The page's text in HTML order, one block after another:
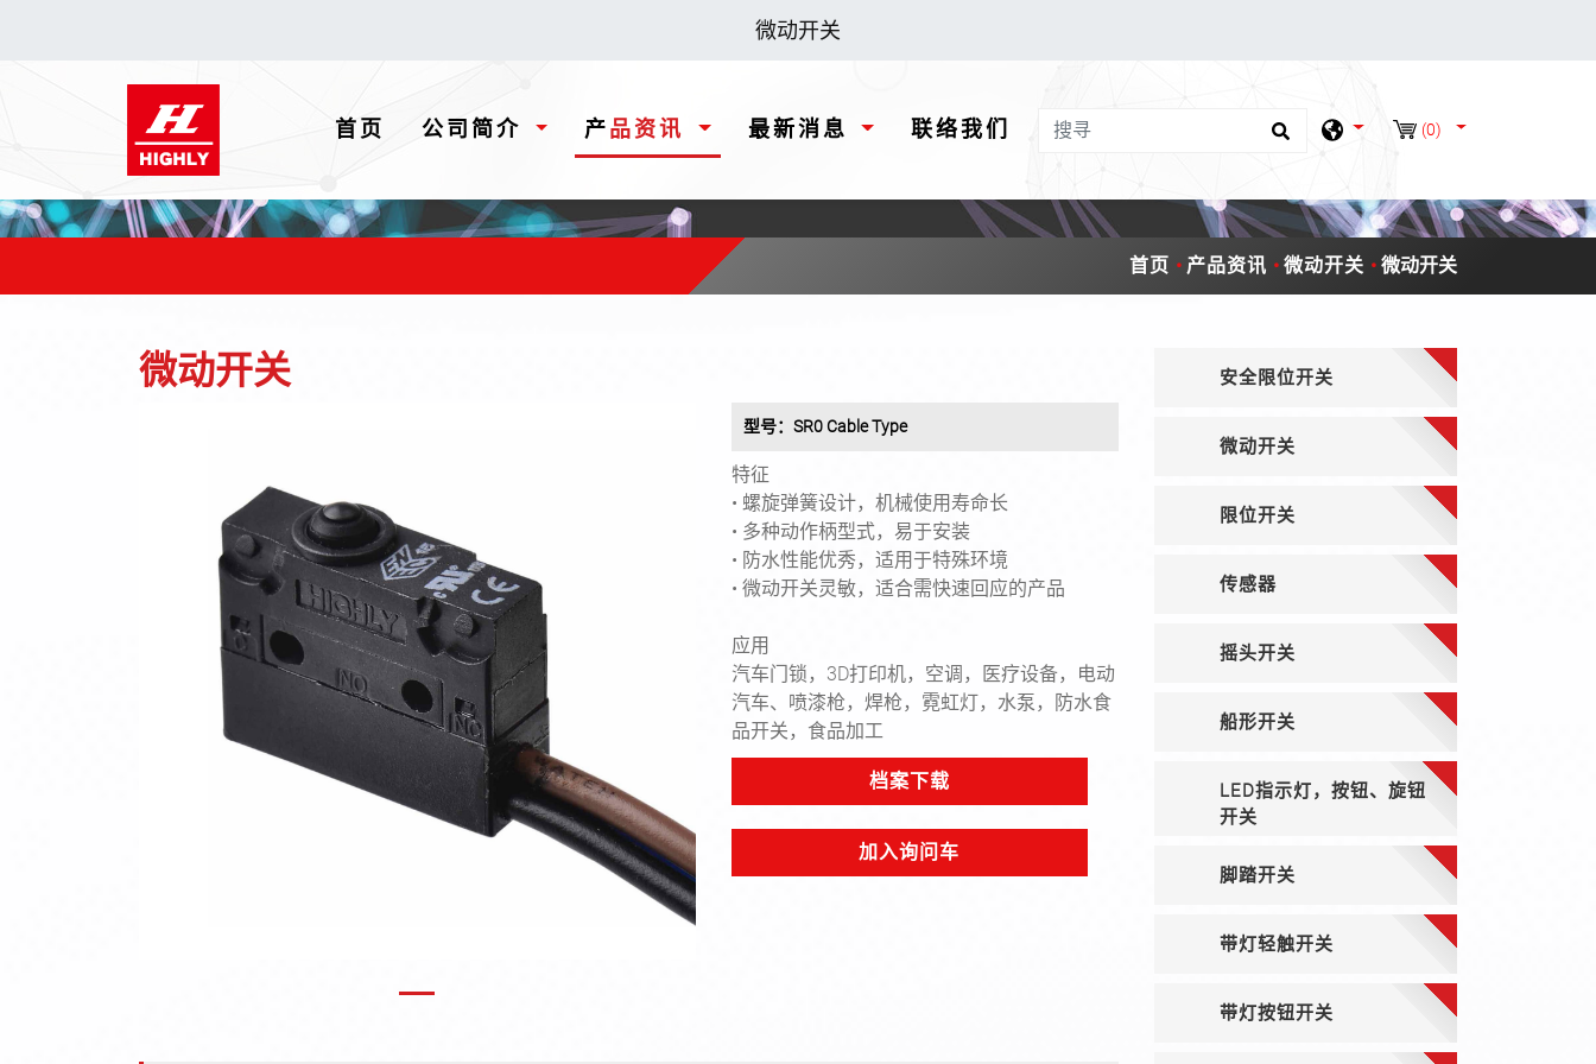
微动开关
首页 (current)
公司简介 产品资讯 最新消息 联络我们 (0)
首页 产品资讯 微动开关 微动开关
安全限位开关
微动开关
限位开关
传感器
摇头开关
船形开关
LED指示灯，按钮、旋钮
开关
脚踏开关
带灯轻触开关
带灯按钮开关
微动开关
Previous
型号：SR0 Cable Type
特征
• 螺旋弹簧设计，机械使用寿命长
• 多种动作柄型式，易于安装
• 防水性能优秀，适用于特殊环境
• 微动开关灵敏，适合需快速回应的产品
应用
汽车门锁，3D打印机，空调，医疗设备，电动
汽车、喷漆枪，焊枪，霓虹灯，水泵，防水食
品开关，食品加工
档案下载
加入询问车